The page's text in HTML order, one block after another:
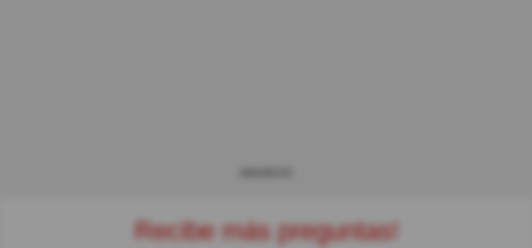
Recibe más preguntas!